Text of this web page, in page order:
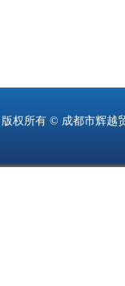
版权所有 © 成都市辉越